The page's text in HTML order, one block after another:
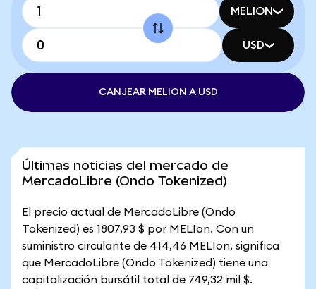
MELION
USD
CANJEAR MELION A USD
Últimas noticias del mercado de
MercadoLibre (Ondo Tokenized)
El precio actual de MercadoLibre (Ondo
Tokenized) es 1807,93 $ por MELIon. Con un
suministro circulante de 414,46 MELIon, significa
que MercadoLibre (Ondo Tokenized) tiene una
capitalización bursátil total de 749,32 mil $.